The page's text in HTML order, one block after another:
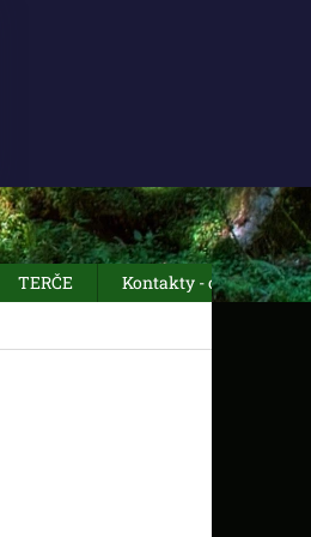
TERČE
Kontakty - otevírací